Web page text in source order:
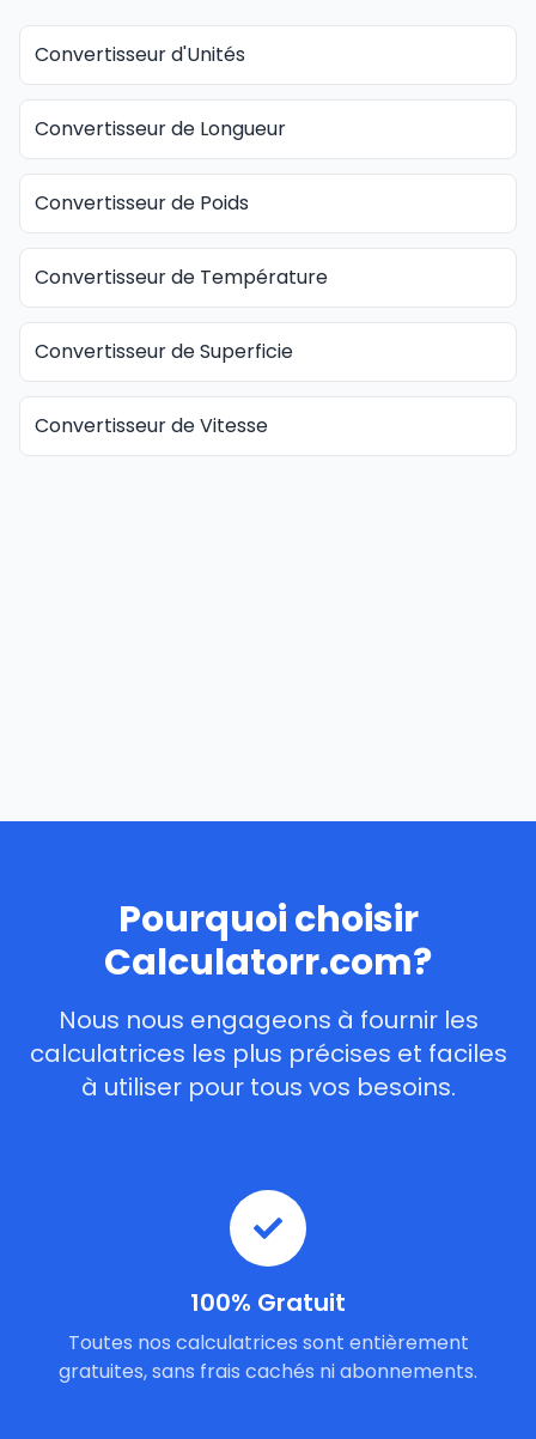
Convertisseur d'Unités
Convertisseur de Longueur
Convertisseur de Poids
Convertisseur de Température
Convertisseur de Superficie
Convertisseur de Vitesse
Pourquoi choisir
Calculatorr.com?
Nous nous engageons à fournir les
calculatrices les plus précises et faciles
à utiliser pour tous vos besoins.
100% Gratuit
Toutes nos calculatrices sont entièrement
gratuites, sans frais cachés ni abonnements.